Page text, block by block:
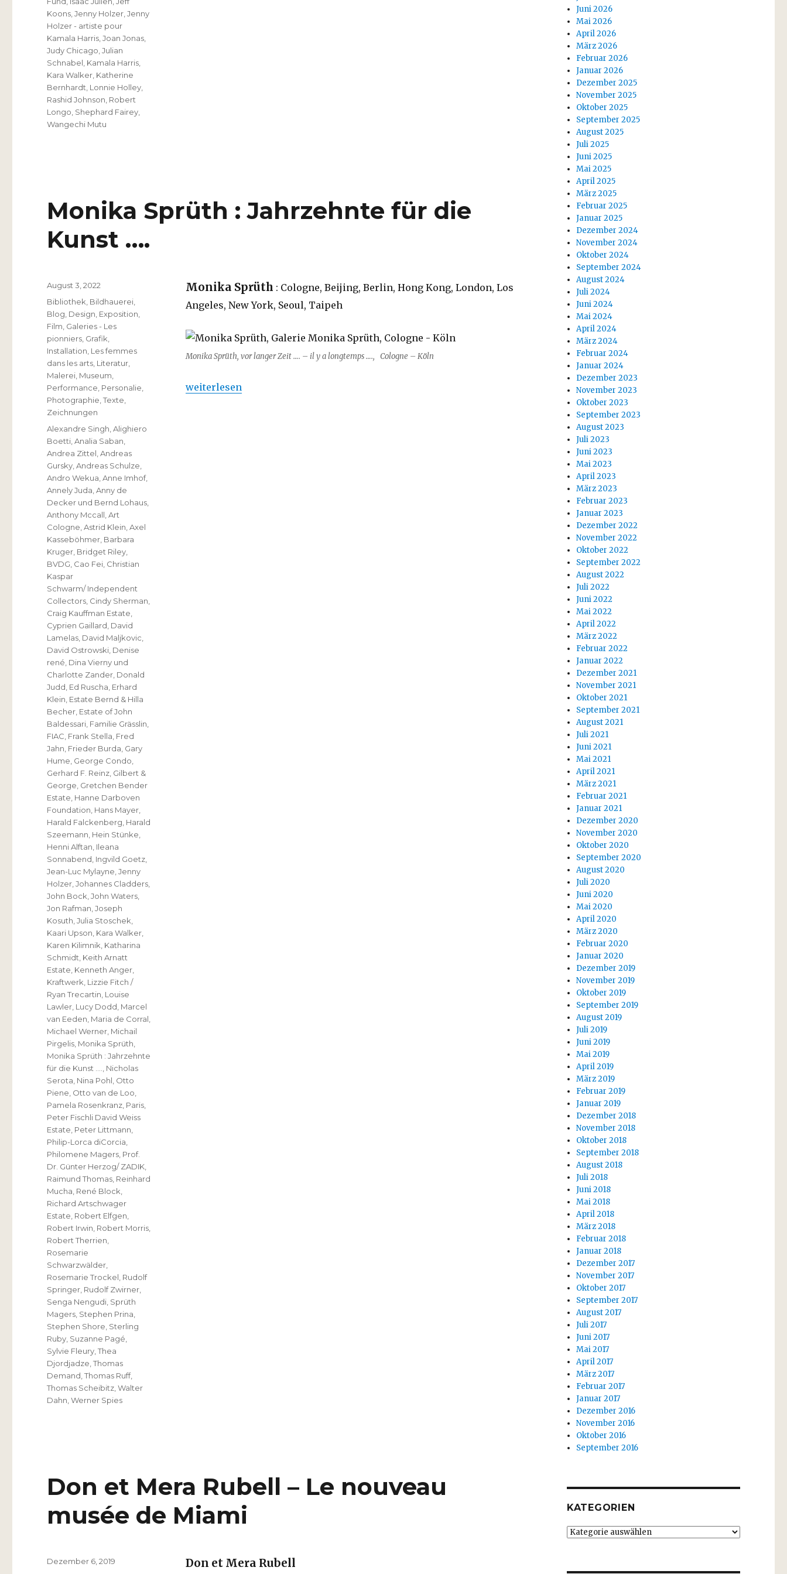
Koons ,Jenny Holzer ,Jenny
Holzer - artiste pour
Kamala Harris ,Joan Jonas
Judy Chicago ,Julian
Schnabel Kamala Harris
Kara Walker Katherine
Bernhardt Lonnie Holley
Rashid Johnson Robert
Longo Shephard Fairey
Wangechi Mutu
Monika Sprüth : Jahrzehnte für die
Kunst ….
Monika Sprüth : Cologne, Beijing, Berlin, Hong Kong, London, Los
Angeles, New York, Seoul, Taipeh
Monika Sprüth, vor langer Zeit …. – il y a longtemps …., Cologne – Köln
„Monika Sprüth : Jahrzehnte für die Kunst ….“
weiterlesen
Veröffentlicht
am
August 3, 2022
Kategorien
Bibliothek Bildhauerei
Blog Design Exposition
Film Galeries - Les
pionniers Grafik
Installation Les femmes
dans les arts Literatur
Malerei Museum
Performance Personalie
Photographie ,Texte
Zeichnungen
Schlagwörter
Alexandre Singh ,Alighiero
Boetti ,Analia Saban
Andrea Zittel ,Andreas
Gursky ,Andreas Schulze
Andro Wekua ,Anne Imhof,
Annely Juda ,Anny de
Decker und Bernd Lohaus
Anthony Mccall ,Art
Cologne ,Astrid Klein ,Axel
Kasseböhmer Barbara
Kruger Bridget Riley
BVDG Cao Fei Christian
Kaspar
Schwarm/ Independent
Collectors Cindy Sherman
Craig Kauffman Estate
Cyprien Gaillard David
Lamelas David Maljkovic
David Ostrowski Denise
rené Dina Vierny und
Charlotte Zander Donald
Judd Ed Ruscha Erhard
Klein Estate Bernd & Hilla
Becher Estate of John
Baldessari Familie Grässlin
FIAC Frank Stella Fred
Jahn Frieder Burda Gary
Hume George Condo
Gerhard F. Reinz Gilbert &
George Gretchen Bender
Estate Hanne Darboven
Foundation Hans Mayer
Harald Falckenberg Harald
Szeemann Hein Stünke
Henni Alftan Ileana
Sonnabend Ingvild Goetz
Jean-Luc Mylayne ,Jenny
Holzer ,Johannes Cladders
John Bock ,John Waters
Jon Rafman ,Joseph
Kosuth ,Julia Stoschek
Kaari Upson Kara Walker
Karen Kilimnik Katharina
Schmidt Keith Arnatt
Estate Kenneth Anger
Kraftwerk Lizzie Fitch /
Ryan Trecartin Louise
Lawler Lucy Dodd Marcel
van Eeden Maria de Corral
Michael Werner Michail
Pirgelis Monika Sprüth
Monika Sprüth : Jahrzehnte
für die Kunst ….
Nicholas
Serota Nina Pohl Otto
Piene Otto van de Loo
Pamela Rosenkranz Paris
Peter Fischli David Weiss
Estate Peter Littmann
Philip-Lorca diCorcia
Philomene Magers Prof.
Dr. Günter Herzog/ ZADIK
Raimund Thomas Reinhard
Mucha René Block
Richard Artschwager
Estate Robert Elfgen
Robert Irwin Robert Morris
Robert Therrien
Rosemarie
Schwarzwälder
Rosemarie Trockel Rudolf
Springer Rudolf Zwirner
Senga Nengudi Sprüth
Magers Stephen Prina
Stephen Shore Sterling
Ruby Suzanne Pagé
Sylvie Fleury ,Thea
Djordjadze ,Thomas
Demand ,Thomas Ruff,
Thomas Scheibitz ,Walter
Dahn ,Werner Spies
Don et Mera Rubell – Le nouveau
musée de Miami
Don et Mera Rubell
Veröffentlicht
Dezember 6, 2019
Juni 2026
Mai 2026
April 2026
März 2026
Februar 2026
Januar 2026
Dezember 2025
November 2025
Oktober 2025
September 2025
August 2025
Juli 2025
Juni 2025
Mai 2025
April 2025
März 2025
Februar 2025
Januar 2025
Dezember 2024
November 2024
Oktober 2024
September 2024
August 2024
Juli 2024
Juni 2024
Mai 2024
April 2024
März 2024
Februar 2024
Januar 2024
Dezember 2023
November 2023
Oktober 2023
September 2023
August 2023
Juli 2023
Juni 2023
Mai 2023
April 2023
März 2023
Februar 2023
Januar 2023
Dezember 2022
November 2022
Oktober 2022
September 2022
August 2022
Juli 2022
Juni 2022
Mai 2022
April 2022
März 2022
Februar 2022
Januar 2022
Dezember 2021
November 2021
Oktober 2021
September 2021
August 2021
Juli 2021
Juni 2021
Mai 2021
April 2021
März 2021
Februar 2021
Januar 2021
Dezember 2020
November 2020
Oktober 2020
September 2020
August 2020
Juli 2020
Juni 2020
Mai 2020
April 2020
März 2020
Februar 2020
Januar 2020
Dezember 2019
November 2019
Oktober 2019
September 2019
August 2019
Juli 2019
Juni 2019
Mai 2019
April 2019
März 2019
Februar 2019
Januar 2019
Dezember 2018
November 2018
Oktober 2018
September 2018
August 2018
Juli 2018
Juni 2018
Mai 2018
April 2018
März 2018
Februar 2018
Januar 2018
Dezember 2017
November 2017
Oktober 2017
September 2017
August 2017
Juli 2017
Juni 2017
Mai 2017
April 2017
März 2017
Februar 2017
Januar 2017
Dezember 2016
November 2016
Oktober 2016
September 2016
KATEGORIEN
Kategorien